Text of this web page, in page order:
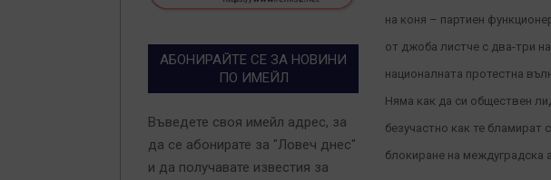
на коня – партиен
от джоба листче с два-три
националната протестна
Няма как да си обществен
безучастно как те бламират
блокиране на междуградска
АБОНИРАЙТЕ СЕ ЗА НОВИНИ
ПО ИМЕЙЛ
Въведете своя имейл адрес, за
да се абонирате за "Ловеч днес"
и да получавате известия за